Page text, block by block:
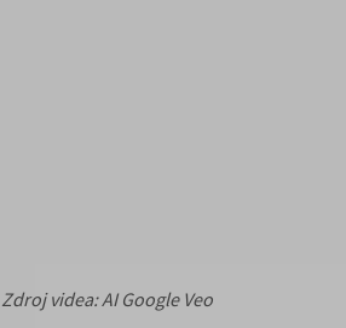
Zdroj videa: AI Google Veo